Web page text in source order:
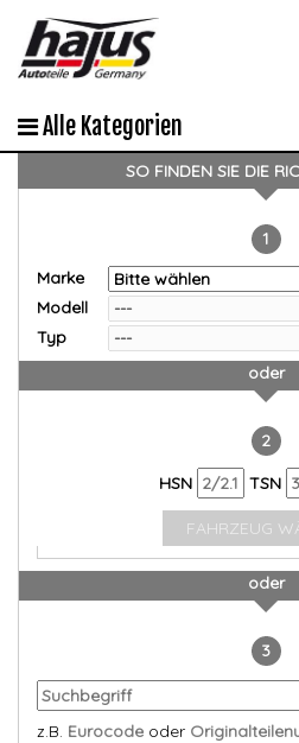
Alle Kategorien
SO FINDEN SIE DIE
1
Marke
Modell
Typ
oder
2
HSN
TSN
FAHRZEUG
oder
3
z.B. Eurocode oder